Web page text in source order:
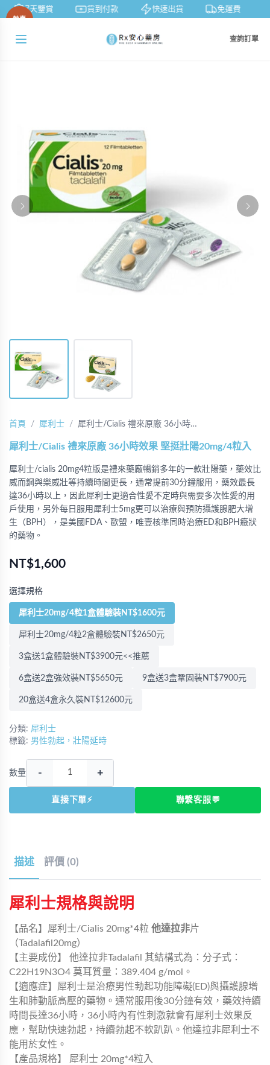
7天鑒賞 貨到付款 快速出貨 免運費
查詢訂單
熱賣
首頁 犀利士 犀利士/Cialis 禮來原廠 36小時…
犀利士/Cialis 禮來原廠 36小時效果 堅挺壯陽20mg/4粒入
犀利士/cialis 20mg4粒版是禮來藥廠暢銷多年的一款壯陽藥，藥效比
威而鋼與樂威壯等持續時間更長，通常提前30分鐘服用，藥效最長
達36小時以上，因此犀利士更適合性愛不定時與需要多次性愛的用
戶使用，另外每日服用犀利士5mg更可以治療與預防攝護腺肥大增
生（BPH），是美國FDA、歐盟，唯壹核準同時治療ED和BPH癥狀
的藥物。
NT$1,600
選擇規格
犀利士20mg/4粒1盒體驗裝NT$1600元
犀利士20mg/4粒2盒體驗裝NT$2650元
3盒送1盒體驗裝NT$3900元<<推薦
6盒送2盒強效裝NT$5650元 9盒送3盒鞏固裝NT$7900元
20盒送4盒永久裝NT$12600元
分類: 犀利士
標籤: 男性勃起，壯陽延時
數量 - +
直接下單⚡ 聯繫客服💬
描述 評價 (0)
犀利士規格與說明
【品名】犀利士/Cialis 20mg*4粒 他達拉非片
（Tadalafil20mg）
【主要成份】 他達拉非Tadalafil 其結構式為：分子式：
C22H19N3O4 莫耳質量：389.404 g/mol。
【適應症】犀利士是治療男性勃起功能障礙(ED)與攝護腺增
生和肺動脈高壓的藥物。通常服用後30分鐘有效，藥效持續
時間長達36小時，36小時內有性刺激就會有犀利士效果反
應，幫助快速勃起，持續勃起不軟趴趴。他達拉非犀利士不
能用於女性。
【產品規格】 犀利士 20mg*4粒入